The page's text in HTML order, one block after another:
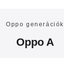
Oppo generációk
Oppo A